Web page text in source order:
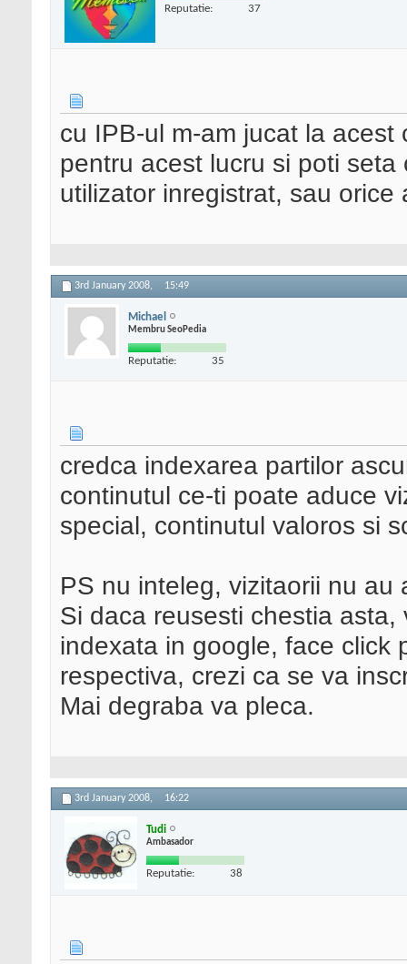
Reputatie: 37
cu IPB-ul m-am jucat la
pentru acest lucru si poti
utilizator inregistrat, sau orice
3rd January 2008, 15:49
Michael
Membru SeoPedia
Reputatie: 35
credca indexarea partilor
continutul ce-ti poate aduce
special, continutul valoros si
PS nu inteleg, vizitaorii nu
Si daca reusesti chestia
indexata in google, face click
respectiva, crezi ca se va
Mai degraba va pleca.
3rd January 2008, 16:22
Tudi
Ambasador
Reputatie: 38